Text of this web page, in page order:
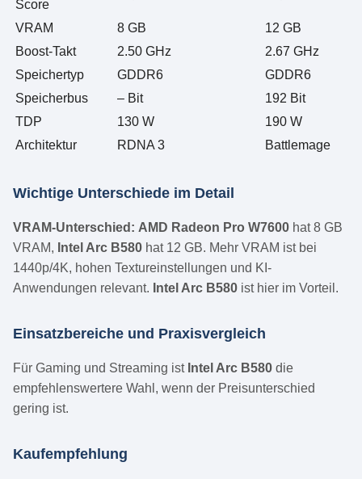
Score
VRAM 8 GB
12 GB
Boost-Takt
2.50 GHz
2.67 GHz
Speichertyp
GDDR6
GDDR6
Speicherbus
– Bit
192 Bit
TDP
130 W
190 W
Architektur
RDNA 3 Battlemage
Wichtige Unterschiede im Detail
VRAM-Unterschied: AMD Radeon Pro W7600 hat 8 GB
VRAM, Intel Arc B580 hat 12 GB. Mehr VRAM ist bei
1440p/4K, hohen Textureinstellungen und KI-
Anwendungen relevant. Intel Arc B580 ist hier im Vorteil.
Einsatzbereiche und Praxisvergleich
Für Gaming und Streaming ist Intel Arc B580 die
empfehlenswertere Wahl, wenn der Preisunterschied
gering ist.
Kaufempfehlung